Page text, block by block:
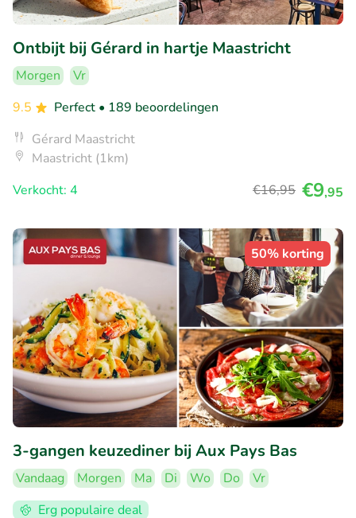
Ontbijt bij Gérard in hartje Maastricht
Morgen
Vr
9.5
Perfect • 189 beoordelingen
Gérard Maastricht
Maastricht (1km)
Verkocht: 4
€16,95 €9,95
50% korting
3-gangen keuzediner bij Aux Pays Bas
Vandaag Morgen Ma Di Wo Do
Vr
Erg populaire deal